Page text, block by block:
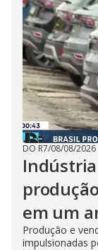
DO R7/08/08/2026
em um
Produção e
impulsionadas